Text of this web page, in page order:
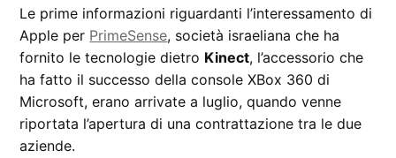
Le prime informazioni riguardanti l’interessamento di
Apple per PrimeSense, società israeliana che ha
fornito le tecnologie dietro Kinect, l’accessorio che
ha fatto il successo della console XBox 360 di
Microsoft, erano arrivate a luglio, quando venne
riportata l’apertura di una contrattazione tra le due
aziende.